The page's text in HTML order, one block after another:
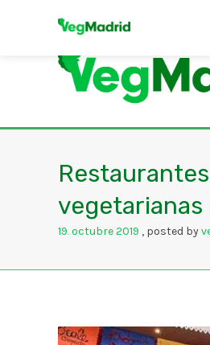
vegetarianas
19. octubre2019 posted by